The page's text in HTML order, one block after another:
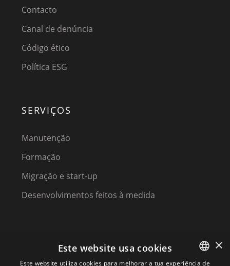
Contacto
Canal de denúncia
Código ético
Política ESG
SERVIÇOS
Manutenção
Formação
Migração e start-up
Desenvolvimentos feitos à medida
×
Este website usa cookies
Este website utiliza cookies para melhorar a tua experiência de